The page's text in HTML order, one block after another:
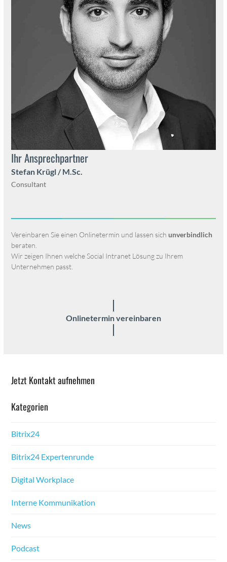
Ihr Ansprech­part­ner
Ste­fan Krügl / M.Sc.
Con­sul­tant
Vere­in­baren Sie einen Onlineter­min und lassen sichunverbindlich
berat­en.
Wir zeigen Ihnen welche Social Intranet Lösung zu Ihrem
Unternehmen passt.
Onlineter­min vere­in­baren
Jet­zt Kon­takt aufnehmen
Kat­e­gorien
Bitrix24
Bitrix24 Experten­runde
Dig­i­tal Work­place
Interne Kom­mu­nika­tion
News
Pod­cast